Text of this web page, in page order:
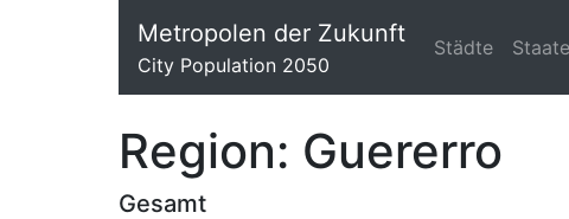
Metropolen der Zukunft
City Population 2050
Städte
Region: Guererro
Gesamt